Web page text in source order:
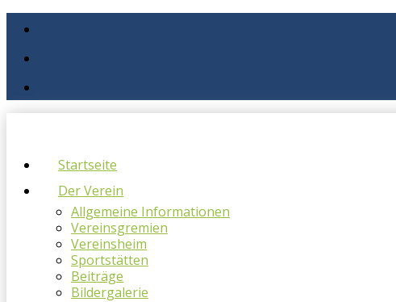
Startseite
Der Verein
Allgemeine Informationen
Vereinsgremien
Vereinsheim
Sportstätten
Beiträge
Bildergalerie